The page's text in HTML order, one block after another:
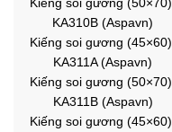
KA310B (Aspavn)
Kiếng soi gương (45×60),
KA311A (Aspavn)
Kiếng soi gương (50×70),
KA311B (Aspavn)
Kiếng soi gương (45×60),